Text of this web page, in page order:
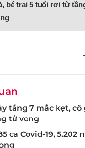
bé trai 5 tuổi rơi từ
tầng 7 mắc kẹt, cô
tử vong
ca Covid-19, 5.202